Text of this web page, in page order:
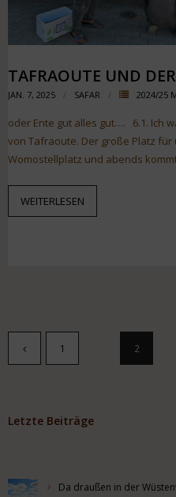
TAFRAOUTE UND
JAN. 7, 2025 SAFAR 2024/25
oder Ente gut alles gut…. 6.1. Ich
von Tafraoute. Der große Platz
Womostellplatz und abends
WEITERLESEN
1 2
Letzte Beiträge
Da draußen in der